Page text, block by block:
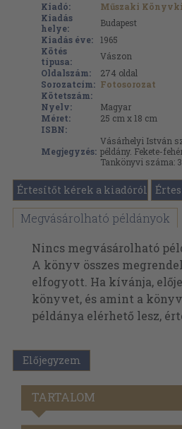
Kiadó:
Műszaki
Kiadás
helye:
Budapest
Kiadás éve:
1965
Kötés
típusa:
Vászon
Oldalszám:
274 oldal
Sorozatcím: Fotosorozat
Kötetszám:
Nyelv:
Magyar
Méret:
25 cm x 18 cm
ISBN:
Megjegyzés:
Vásárhelyi István
példány. Fekete-
Tankönyvi száma:
Értesítőt kérek a kiadóról
Megvásárolható példányok
Nincs megvásárolható
A könyv összes
elfogyott. Ha kívánja,
könyvet, és amint a
példánya elérhető lesz,
Előjegyzem
TARTALOM